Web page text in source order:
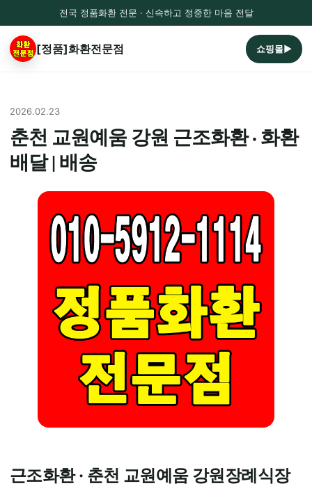
전국 정품화환 전문 · 신속하고 정중한 마음 전달
[정품]화환전문점 쇼핑몰▶
2026.02.23
춘천 교원예움 강원 근조화환 · 화환
배달 | 배송
근조화환 · 춘천 교원예움 강원장례식장